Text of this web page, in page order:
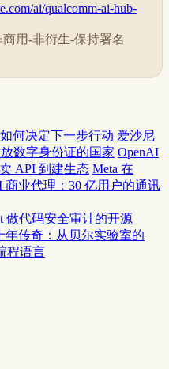
ai/qualcomm-ai-hub-
用-非衍生-保持署名
何决定下一步行动 爱沙尼
数字身份证的国家 OpenAI
API 到建生态 Meta 在
商业代理：30 亿用户的通讯
做代码安全审计的开源
年传奇：从贝尔实验室的
程语言